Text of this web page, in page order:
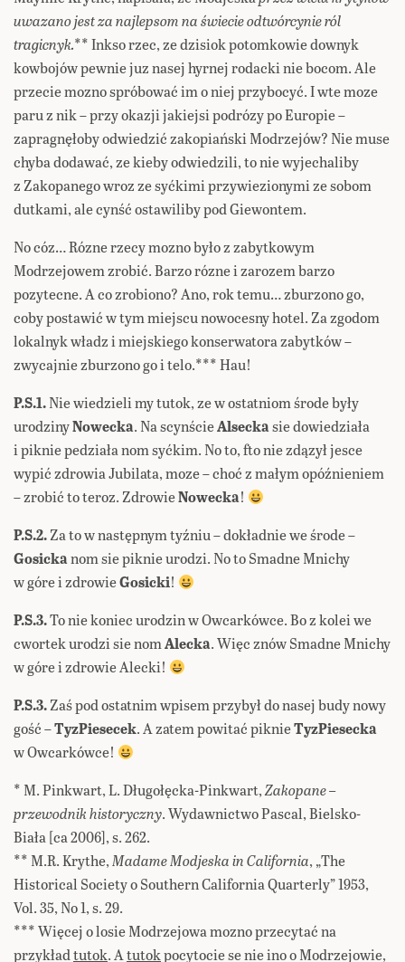
uwazano jest za najlepsom na świecie odtwórcynie ról
tragicnyk.** Inkso rzec, ze dzisiok potomkowie downyk
kowbojów pewnie juz nasej hyrnej rodacki nie bocom. Ale
przecie mozno spróbować im o niej przybocyć. I wte moze
paru z nik – przy okazji jakiejsi podrózy po Europie –
zapragnęłoby odwiedzić zakopiański Modrzejów? Nie muse
chyba dodawać, ze kieby odwiedzili, to nie wyjechaliby
z Zakopanego wroz ze syćkimi przywiezionymi ze sobom
dutkami, ale cynść ostawiliby pod Giewontem.
No cóz… Rózne rzecy mozno było z zabytkowym
Modrzejowem zrobić. Barzo rózne i zarozem barzo
pozytecne. A co zrobiono? Ano, rok temu… zburzono go,
coby postawić w tym miejscu nowocesny hotel. Za zgodom
lokalnyk władz i miejskiego konserwatora zabytków –
zwycajnie zburzono go i telo.*** Hau!
P.S.1.Nie wiedzieli my tutok, ze w ostatniom środe były
urodzinyNowecka. Na scynścieAlseckasie dowiedziała
i piknie pedziała nom syćkim. No to, fto nie zdązył jesce
wypić zdrowia Jubilata, moze – choć z małym opóźnieniem
– zrobić to teroz. ZdrowieNowecka!
P.S.2.Za to w następnym tyźniu – dokładnie we środe –
Gosickanom sie piknie urodzi. No to Smadne Mnichy
w góre i zdrowieGosicki!
P.S.3.To nie koniec urodzin w Owcarkówce. Bo z kolei we
cwortek urodzi sie nomAlecka. Więc znów Smadne Mnichy
w góre i zdrowie Alecki!
P.S.3.Zaś pod ostatnim wpisem przybył do nasej budy nowy
gość –TyzPiesecek. A zatem powitać piknieTyzPiesecka
w Owcarkówce!
* M. Pinkwart, L. Długołęcka-Pinkwart,Zakopane –
przewodnik historyczny. Wydawnictwo Pascal, Bielsko-
Biała [ca 2006], s. 262.
** M.R. Krythe,Madame Modjeska in California, „The
Historical Society o Southern California Quarterly” 1953,
Vol. 35, No 1, s. 29.
*** Więcej o losie Modrzejowa mozno przecytać na
przykładtutok. Atutokpocytocie se nie ino o Modrzejowie,